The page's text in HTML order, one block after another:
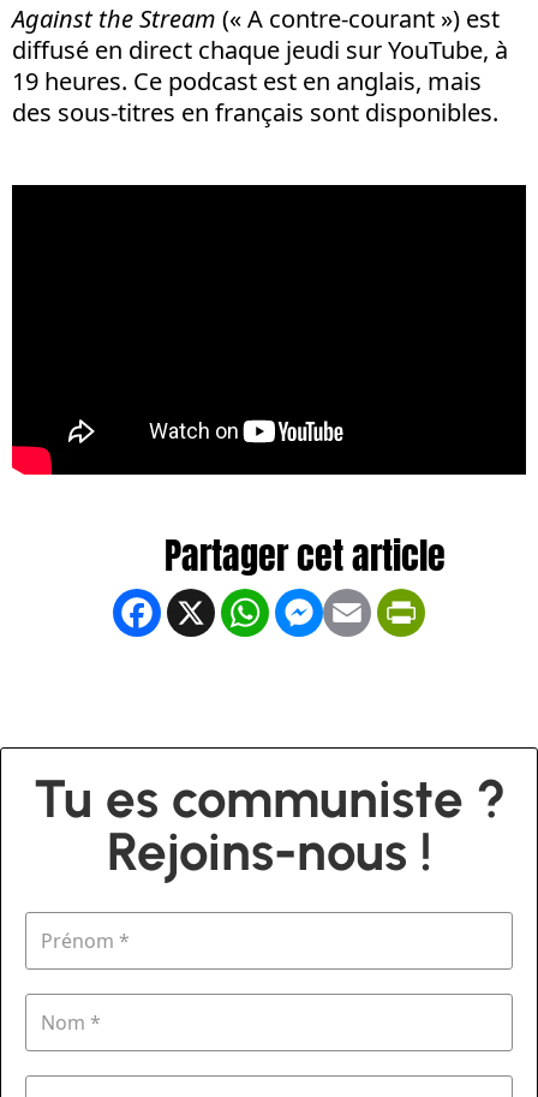
Against the Stream (« A contre-courant ») est
diffusé en direct chaque jeudi sur YouTube, à
19 heures. Ce podcast est en anglais, mais
des sous-titres en français sont disponibles.
Facebook
X WhatsApp
Messenger
Email
Tu es communiste ?
Rejoins-nous !